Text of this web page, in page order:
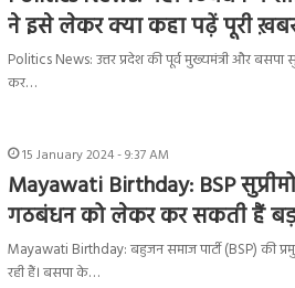
ने इसे लेकर क्या कहा पढ़ें पूरी
Politics News: उत्तर प्रदेश की पूर्व मुख्यमंत्री और बसपा
कर…
15 January 2024 - 9:37 AM
Mayawati Birthday: BSP
गठबंधन को लेकर कर सकती हैं
Mayawati Birthday: बहुजन समाज पार्टी (BSP) की
रही हैं। बसपा के…